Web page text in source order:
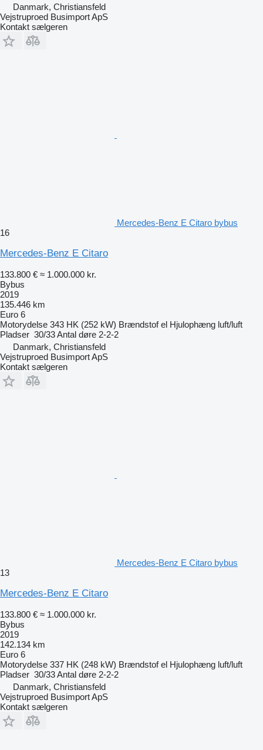
Danmark, Christiansfeld
Vejstruproed Busimport ApS
Kontakt sælgeren
Mercedes-Benz E Citaro bybus
16
Mercedes-Benz E Citaro
133.800 € ≈ 1.000.000 kr.
Bybus
2019
135.446 km
Euro 6
Motorydelse 343 HK (252 kW) Brændstof el Hjulophæng luft/luft
Pladser 30/33Antal døre 2-2-2
Danmark, Christiansfeld
Vejstruproed Busimport ApS
Kontakt sælgeren
Mercedes-Benz E Citaro bybus
13
Mercedes-Benz E Citaro
133.800 € ≈ 1.000.000 kr.
Bybus
2019
142.134 km
Euro 6
Motorydelse 337 HK (248 kW) Brændstof el Hjulophæng luft/luft
Pladser 30/33Antal døre 2-2-2
Danmark, Christiansfeld
Vejstruproed Busimport ApS
Kontakt sælgeren